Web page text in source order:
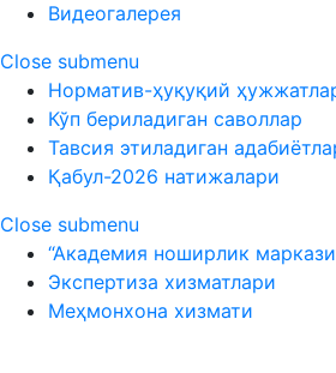
Видеогалерея
Close submenu
Норматив-ҳуқуқий
Кўп бериладиган саволлар
Тавсия этиладиган
Қабул-2026 натижалари
Close submenu
“Академия ноширлик
Экспертиза хизматлари
Меҳмонхона хизмати